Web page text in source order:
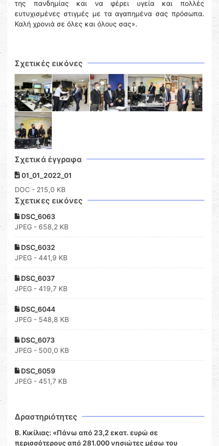
της πανδημίας και να φέρει υγεία και πολλές
ευτυχισμένες στιγμές με τα αγαπημένα σας πρόσωπα.
Καλή χρονιά σε όλες και όλους σας».
Σχετικές εικόνες
Σχετικά έγγραφα
01_01_2022_01
DOC - 215,0 KB
Σχετικες εικόνες
DSC_6063
JPEG - 658,2 KB
DSC_6032
JPEG - 441,9 KB
DSC_6037
JPEG - 419,7 KB
DSC_6044
JPEG - 548,8 KB
DSC_6073
JPEG - 500,0 KB
DSC_6059
JPEG - 451,7 KB
Δραστηριότητες
Β. Κικίλιας: «Πάνω από 23,2 εκατ. ευρώ σε
περισσότερους από 281.000 νησιώτες μέσω του